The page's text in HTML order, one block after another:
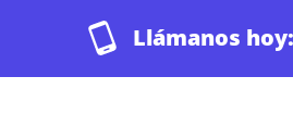
Llámanos hoy: